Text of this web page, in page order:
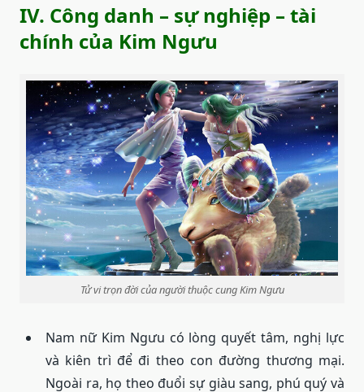
IV. Công danh – sự nghiệp – tài
chính của Kim Ngưu
Tử vi trọn đời của người thuộc cung Kim Ngưu
Nam nữ Kim Ngưu có lòng quyết tâm, nghị lực
và kiên trì để đi theo con đường thương mại.
Ngoài ra, họ theo đuổi sự giàu sang, phú quý và